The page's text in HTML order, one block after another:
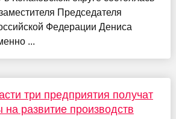
Председателя
Федерации Дениса
...
три предприятия получат
развитие производств